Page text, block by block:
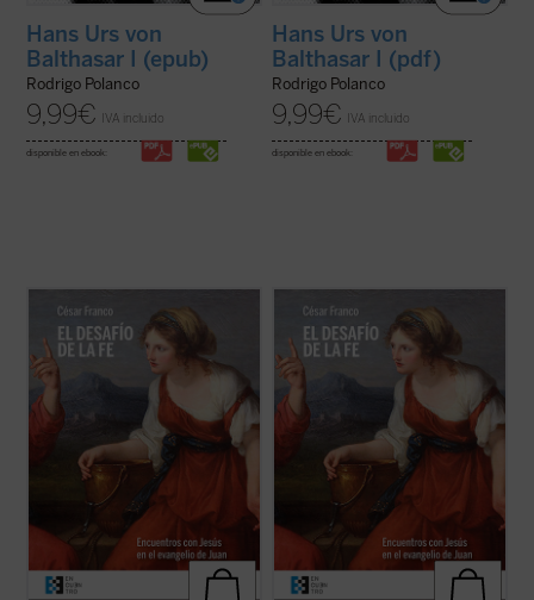
Hans Urs von
Balthasar I (epub)
Rodrigo Polanco
9,99€ IVA incluido
disponible en ebook:
Hans Urs von
Balthasar I (pdf)
Rodrigo Polanco
9,99€ IVA incluido
disponible en ebook:
Los encuentros narrados en el evangelio
de Juan, descritos y desglosados en este
libro con gran maestría, forman pequeños
dramas o historias en los que el lector
puede ver retratada su postura personal
ante Cristo y juzgar si está en el camino ...
(ver ficha)
Los encuentros narrados en el evangelio
de Juan, descritos y desglosados en este
libro con gran maestría, forman pequeños
dramas o historias en los que el lector
puede ver retratada su postura personal
ante Cristo y juzgar si está en el camino ...
(ver ficha)